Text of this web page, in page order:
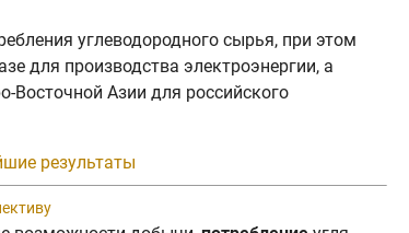
углеводородного сырья, при этом
для производства электроэнергии, а
Восточной Азии для российского
результаты